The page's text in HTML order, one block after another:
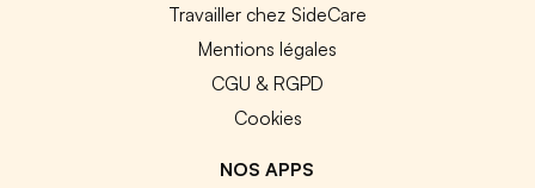
Travailler chez SideCare
Mentions légales
CGU & RGPD
Cookies
NOS APPS